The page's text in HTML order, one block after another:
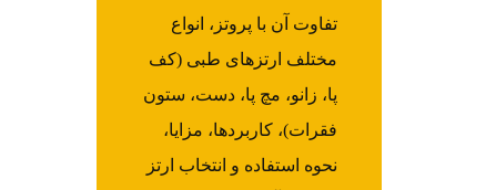
تفاوت آن با پروتز، انواع
مختلف ارتزهای طبی (کف
پا، زانو، مچ پا، دست، ستون
فقرات)، کاربردها، مزایا،
نحوه استفاده و انتخاب ارتز